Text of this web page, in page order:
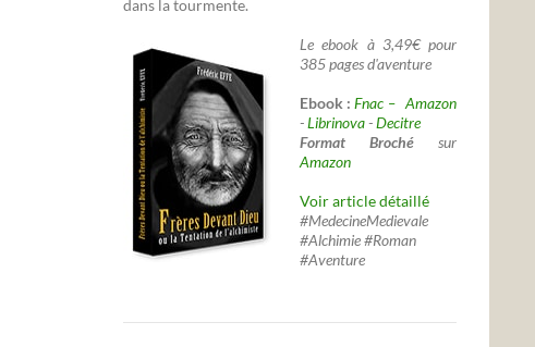
dans la tourmente.
Le ebook à 3,49€ pour
385 pages d'aventure
Ebook :Fnac – Amazon
-Librinova-Decitre
Format Broché sur
Amazon
Voir article détaillé
#MedecineMedievale
#Alchimie #Roman
#Aventure